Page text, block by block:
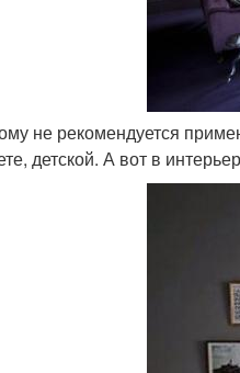
не рекомендуется
детской. А вот в